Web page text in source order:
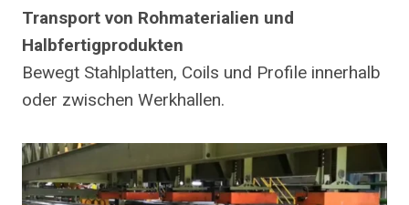
Transport von Rohmaterialien und
Halbfertigprodukten
Bewegt Stahlplatten, Coils und Profile innerhalb
oder zwischen Werkhallen.